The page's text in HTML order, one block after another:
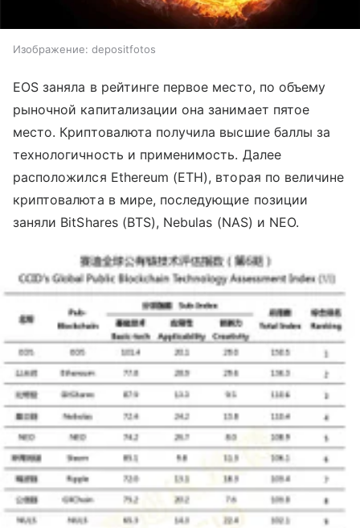
Изображение: depositfotos
EOS заняла в рейтинге первое место, по объему
рыночной капитализации она занимает пятое
место. Криптовалюта получила высшие баллы за
технологичность и применимость. Далее
расположился Ethereum (ETH), вторая по величине
криптовалюта в мире, последующие позиции
заняли BitShares (BTS), Nebulas (NAS) и NEO.